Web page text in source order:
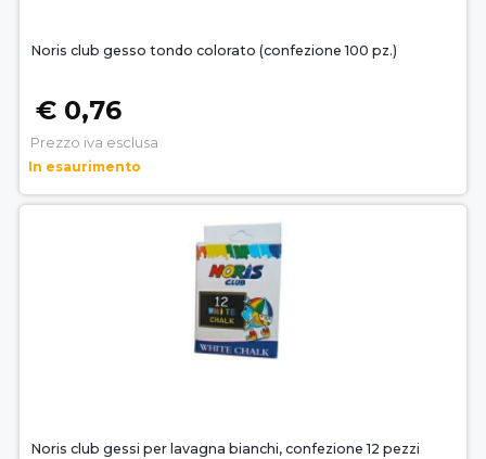
Noris club gesso tondo colorato (confezione 100 pz.)
€ 0,76
Prezzo iva esclusa
In esaurimento
Noris club gessi per lavagna bianchi, confezione 12 pezzi